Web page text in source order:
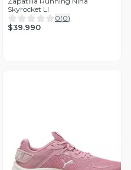
Skyrocket LI
0(0)
$39.990